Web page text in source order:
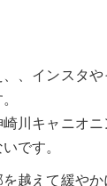
、インスタ
川キャニオ
です。
越えて緩やか